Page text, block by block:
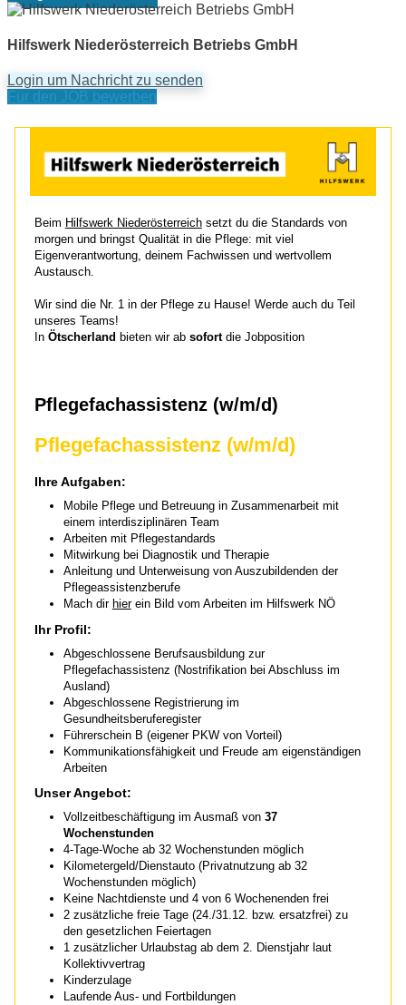
Hilfswerk Niederösterreich Betriebs GmbH
Login um Nachricht zu senden
Für den JOB bewerben